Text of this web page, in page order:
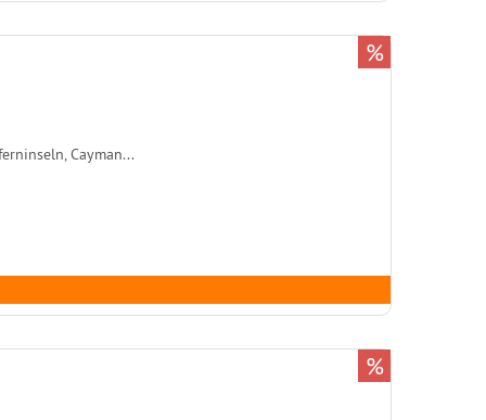
Cayman...
%
%